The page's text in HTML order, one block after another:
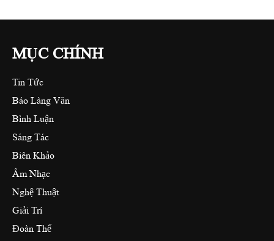
MỤC CHÍNH
Tin Tức
Báo Làng Văn
Bình Luận
Sáng Tác
Biên Khảo
Âm Nhạc
Nghệ Thuật
Giải Trí
Đoàn Thể